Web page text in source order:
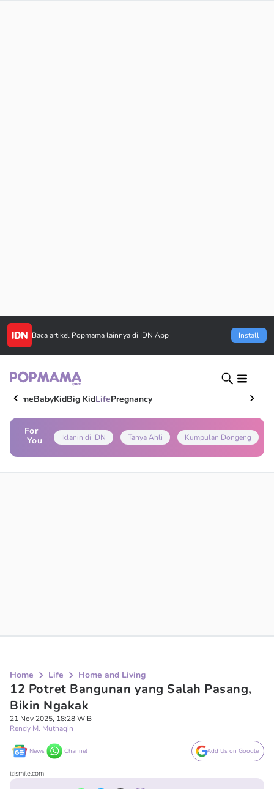
Baca artikel Popmama lainnya di IDN App Install
HomeBabyKidBig KidLifePregnancy
For
You
Iklanin di IDN Tanya Ahli Kumpulan Dongeng
Home Life Home and Living
12 Potret Bangunan yang Salah Pasang,
Bikin Ngakak
21 Nov 2025, 18:28 WIB
Rendy M. Muthaqin
News Channel Add Us on Google
izismile.com